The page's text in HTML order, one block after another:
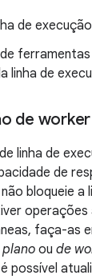
de
linha de
de worker
linha de
de
bloqueie a
operações
faça-as
plano ou de
possível